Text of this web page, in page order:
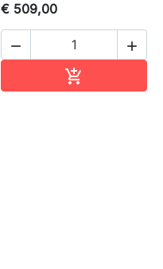
€ 509,00
 
